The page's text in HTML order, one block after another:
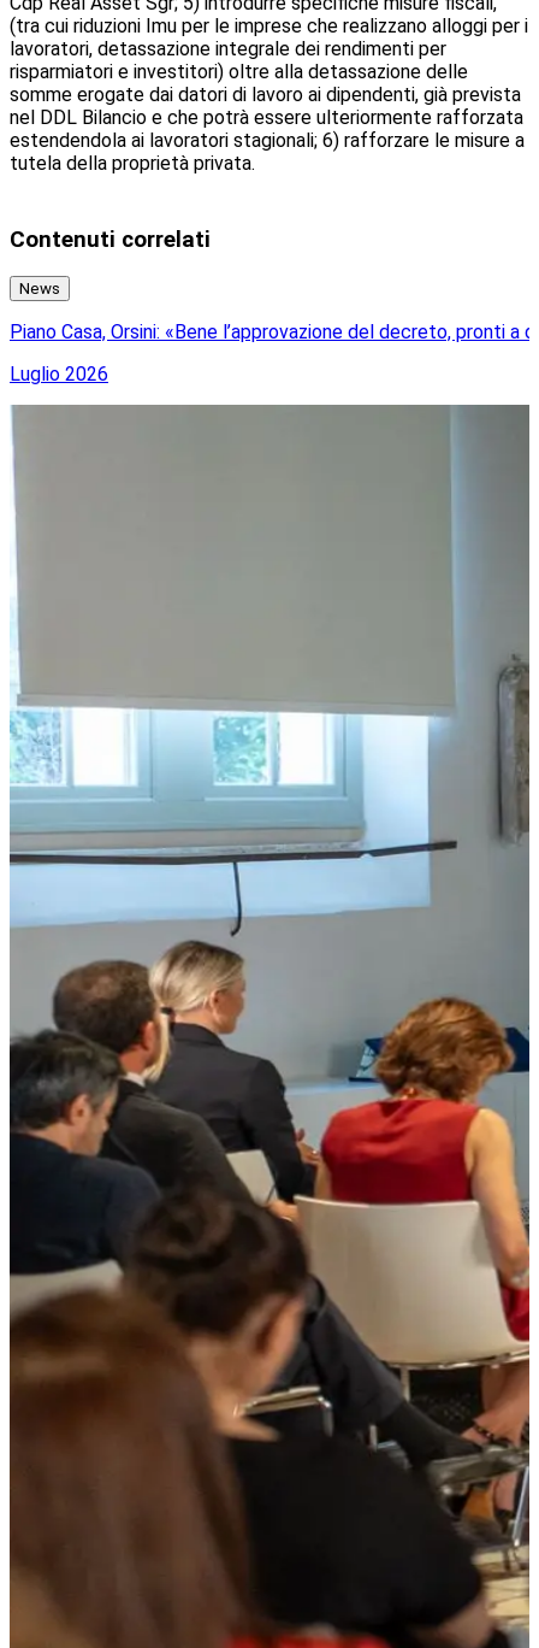
(tra cui riduzioni Imu per le imprese che realizzano alloggi per i
lavoratori, detassazione integrale dei rendimenti per
risparmiatori e investitori) oltre alla detassazione delle
somme erogate dai datori di lavoro ai dipendenti, già prevista
nel DDL Bilancio e che potrà essere ulteriormente rafforzata
estendendola ai lavoratori stagionali; 6) rafforzare le misure a
tutela della proprietà privata.
Contenuti correlati
News
Piano Casa, Orsini: «Bene l’approvazione del decreto, pronti a
Luglio 2026